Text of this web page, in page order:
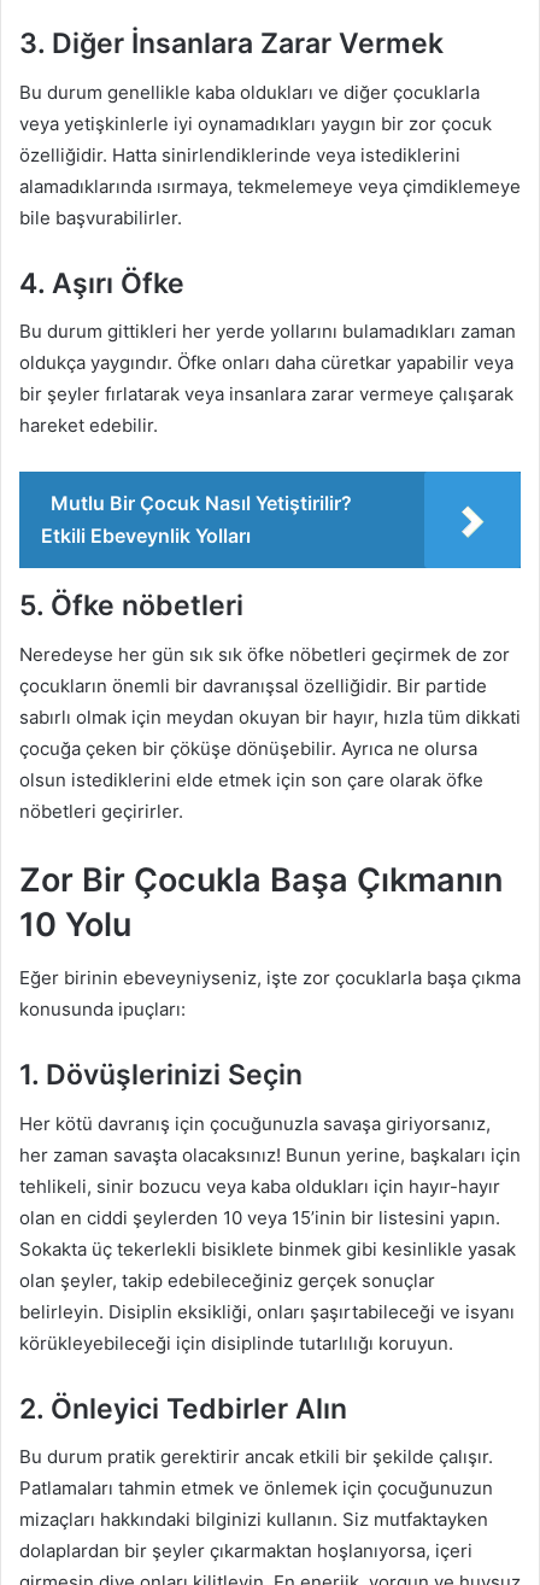
3. Diğer İnsanlara Zarar Vermek
Bu durum genellikle kaba oldukları ve diğer çocuklarla
veya yetişkinlerle iyi oynamadıkları yaygın bir zor çocuk
özelliğidir. Hatta sinirlendiklerinde veya istediklerini
alamadıklarında ısırmaya, tekmelemeye veya çimdiklemeye
bile başvurabilirler.
4. Aşırı Öfke
Bu durum gittikleri her yerde yollarını bulamadıkları zaman
oldukça yaygındır. Öfke onları daha cüretkar yapabilir veya
bir şeyler fırlatarak veya insanlara zarar vermeye çalışarak
hareket edebilir.
Mutlu Bir Çocuk Nasıl Yetiştirilir?
Etkili Ebeveynlik Yolları
5. Öfke nöbetleri
Neredeyse her gün sık sık öfke nöbetleri geçirmek de zor
çocukların önemli bir davranışsal özelliğidir. Bir partide
sabırlı olmak için meydan okuyan bir hayır, hızla tüm dikkati
çocuğa çeken bir çöküşe dönüşebilir. Ayrıca ne olursa
olsun istediklerini elde etmek için son çare olarak öfke
nöbetleri geçirirler.
Zor Bir Çocukla Başa Çıkmanın
10 Yolu
Eğer birinin ebeveyniyseniz, işte zor çocuklarla başa çıkma
konusunda ipuçları:
1. Dövüşlerinizi Seçin
Her kötü davranış için çocuğunuzla savaşa giriyorsanız,
her zaman savaşta olacaksınız! Bunun yerine, başkaları için
tehlikeli, sinir bozucu veya kaba oldukları için hayır-hayır
olan en ciddi şeylerden 10 veya 15’inin bir listesini yapın.
Sokakta üç tekerlekli bisiklete binmek gibi kesinlikle yasak
olan şeyler, takip edebileceğiniz gerçek sonuçlar
belirleyin. Disiplin eksikliği, onları şaşırtabileceği ve isyanı
körükleyebileceği için disiplinde tutarlılığı koruyun.
2. Önleyici Tedbirler Alın
Bu durum pratik gerektirir ancak etkili bir şekilde çalışır.
Patlamaları tahmin etmek ve önlemek için çocuğunuzun
mizaçları hakkındaki bilginizi kullanın. Siz mutfaktayken
dolaplardan bir şeyler çıkarmaktan hoşlanıyorsa, içeri